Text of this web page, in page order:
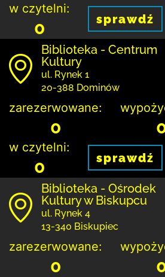
w czytelni:
0 sprawdź
Biblioteka - Centrum
Kultury
ul. Rynek 1
20-388 Dominów
zarezerwowane:
0
w czytelni:
0 sprawdź
Biblioteka - Ośrodek
Kultury w Biskupcu
ul. Rynek 4
13-340 Biskupiec
zarezerwowane:
0